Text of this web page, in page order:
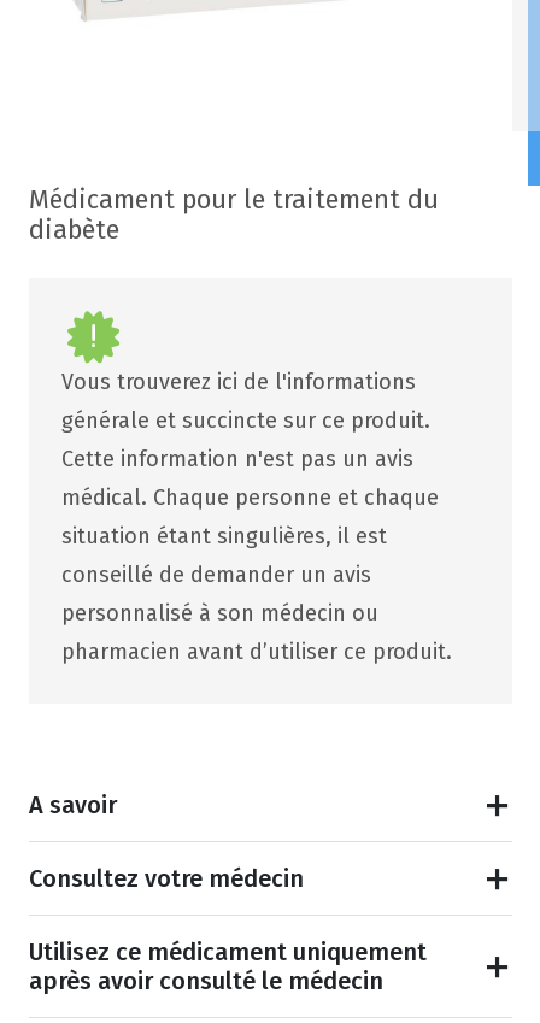
Médicament pour le traitement du
diabète
Vous trouverez ici de l'informations
générale et succincte sur ce produit.
Cette information n'est pas un avis
médical. Chaque personne et chaque
situation étant singulières, il est
conseillé de demander un avis
personnalisé à son médecin ou
pharmacien avant d’utiliser ce produit.
A savoir
Consultez votre médecin
Utilisez ce médicament uniquement
après avoir consulté le médecin